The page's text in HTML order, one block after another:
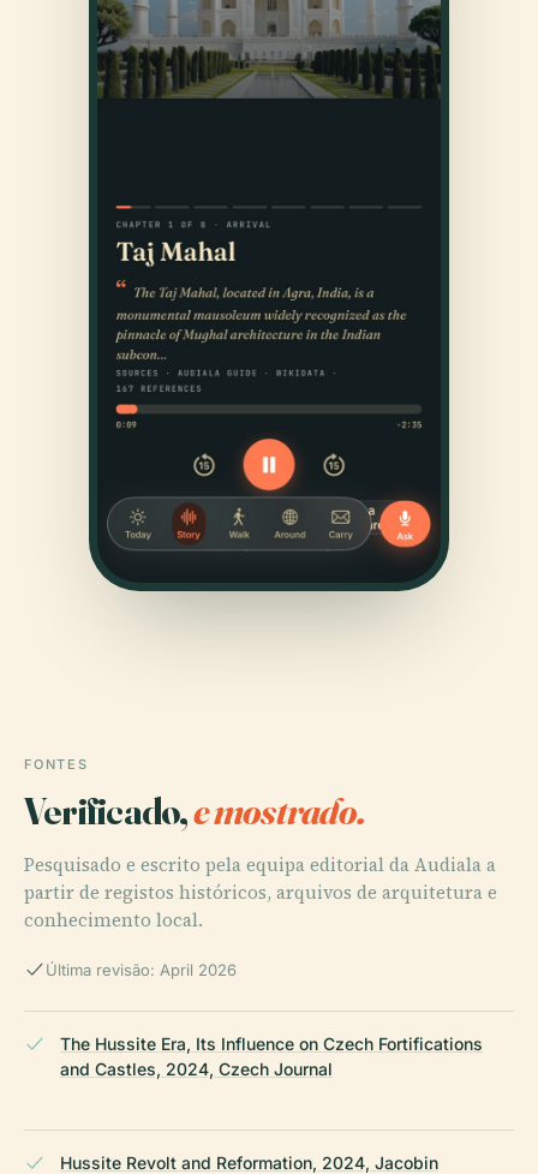
FONTES
Verificado,e mostrado.
Pesquisado e escrito pela equipa editorial da Audiala a
partir de registos históricos, arquivos de arquitetura e
conhecimento local.
Última revisão: April 2026
The Hussite Era, Its Influence on Czech Fortifications
and Castles, 2024, Czech Journal
Hussite Revolt and Reformation, 2024, Jacobin